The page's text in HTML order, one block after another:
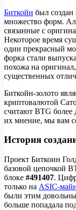
Биткойн был создан
множество форм.
связанные с
Некоторое время
один прекрасный
форка стали
похожа на
существенных
Биткойн-золото
криптовалютой
считают BTG более
их мнение, мы вам
История
Проект Биткоин
базовой цепочкой
блоке #491407.
только на ASIC-
были этим
больше попадала